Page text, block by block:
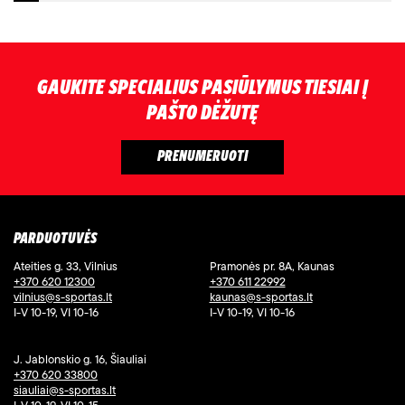
GAUKITE SPECIALIUS PASIŪLYMUS TIESIAI Į
PAŠTO DĖŽUTĘ
PARDUOTUVĖS
Ateities g. 33, Vilnius
+370 620 12300
vilnius@s-sportas.lt
I-V 10-19, VI 10-16
Pramonės pr. 8A, Kaunas
+370 611 22992
kaunas@s-sportas.lt
I-V 10-19, VI 10-16
J. Jablonskio g. 16, Šiauliai
+370 620 33800
siauliai@s-sportas.lt